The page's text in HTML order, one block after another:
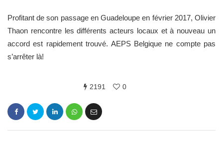
Profitant de son passage en Guadeloupe en février 2017, Olivier
Thaon rencontre les différents acteurs locaux et à nouveau un
accord est rapidement trouvé. AEPS Belgique ne compte pas
s’arrêter là!
2191 0